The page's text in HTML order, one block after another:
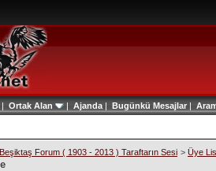
| Ortak Alan | Ajanda | Bugünkü Mesajlar|
Beşiktaş Forum ( 1903 - 2013 ) Taraftarın Sesi > Üye